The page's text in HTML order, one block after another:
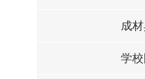
成
学